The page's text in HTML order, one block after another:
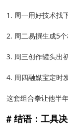
1. 周一用好技术找
2. 周二易撰生成5个
3. 周三创作罐头出
4. 周四融媒宝定时
这套组合拳让他半
结语：工具